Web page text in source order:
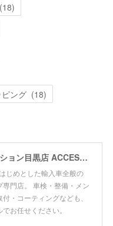
(18)
ング (18)
アクセスエボリューション目黒店 ACCESS EVOLUTION MEGURO
じめとした輸入車全般の
門店。 車検・整備・メン
・コーティングなども、
お任せください。